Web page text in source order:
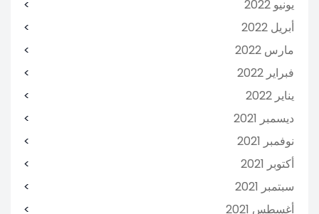
يونيو 2022
أبريل 2022
مارس 2022
فبراير 2022
يناير 2022
ديسمبر 2021
نوفمبر 2021
أكتوبر 2021
سبتمبر 2021
أغسطس 2021